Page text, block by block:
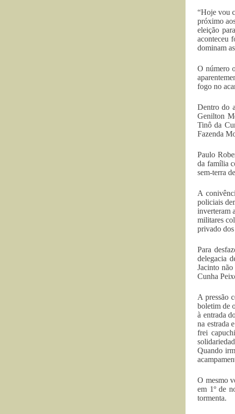
“Hoje vou
próximo
eleição
aconteceu
dominam
O número
fogo no
Dentro do
Genilton
Tinô da
Fazenda
Paulo
da família
sem-terra
A
policiais
inverteram
militares
privado
Para
delegacia
Jacinto
Cunha
A pressão
boletim de
à entrada
na estrada
frei
Quando
O mesmo
em 1º de
tormenta.